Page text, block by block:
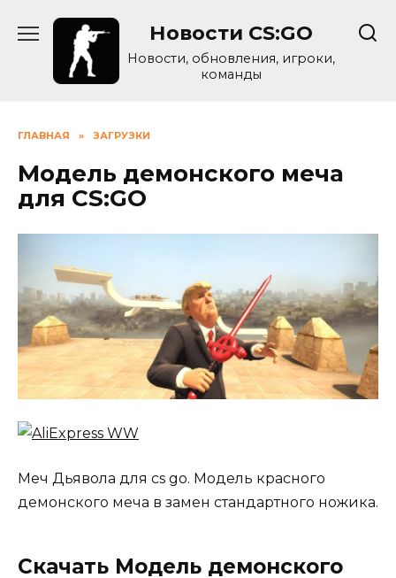
Новости CS:GO
Новости, обновления, игроки,
команды
ГЛАВНАЯ » ЗАГРУЗКИ
Модель демонского меча
для CS:GO
Меч Дьявола для cs go. Модель красного
демонского меча в замен стандартного ножика.
Скачать Модель демонского